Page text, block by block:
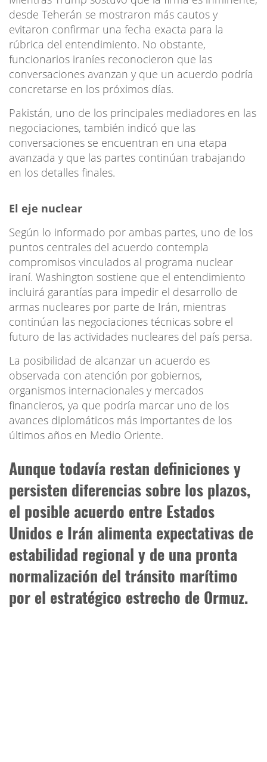
desde Teherán se mostraron más cautos y
evitaron confirmar una fecha exacta para la
rúbrica del entendimiento. No obstante,
funcionarios iraníes reconocieron que las
conversaciones avanzan y que un acuerdo podría
concretarse en los próximos días.
Pakistán, uno de los principales mediadores en las
negociaciones, también indicó que las
conversaciones se encuentran en una etapa
avanzada y que las partes continúan trabajando
en los detalles finales.
El eje nuclear
Según lo informado por ambas partes, uno de los
puntos centrales del acuerdo contempla
compromisos vinculados al programa nuclear
iraní. Washington sostiene que el entendimiento
incluirá garantías para impedir el desarrollo de
armas nucleares por parte de Irán, mientras
continúan las negociaciones técnicas sobre el
futuro de las actividades nucleares del país persa.
La posibilidad de alcanzar un acuerdo es
observada con atención por gobiernos,
organismos internacionales y mercados
financieros, ya que podría marcar uno de los
avances diplomáticos más importantes de los
últimos años en Medio Oriente.
Aunque todavía restan definiciones y
persisten diferencias sobre los plazos,
el posible acuerdo entre Estados
Unidos e Irán alimenta expectativas de
estabilidad regional y de una pronta
normalización del tránsito marítimo
por el estratégico estrecho de Ormuz.